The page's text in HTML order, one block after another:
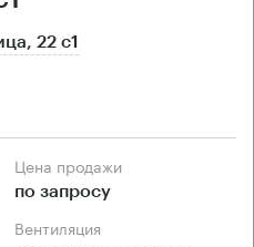
22 с1
Цена продажи
по запросу
Вентиляция